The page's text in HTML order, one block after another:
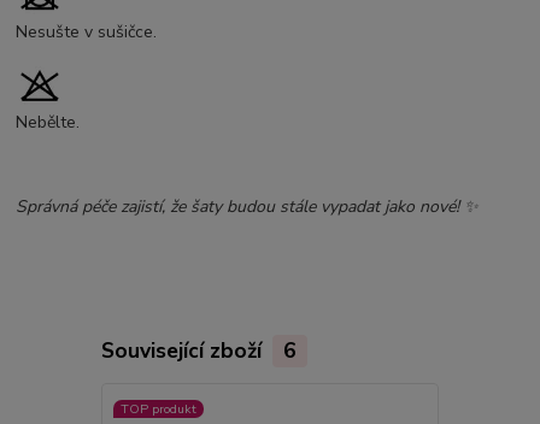
Nesušte v sušičce.
Nebělte.
Správná péče zajistí, že šaty budou stále vypadat jako nové! ✨
Související zboží 6
TOP produkt